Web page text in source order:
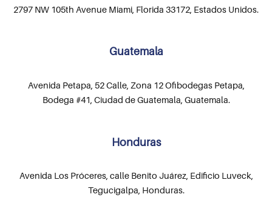
2797 NW 105th Avenue Miami, Florida 33172, Estados Unidos.
Guatemala
Avenida Petapa, 52 Calle, Zona 12 Ofibodegas Petapa,
Bodega #41, Ciudad de Guatemala, Guatemala.
Honduras
Avenida Los Próceres, calle Benito Juárez, Edificio Luveck,
Tegucigalpa, Honduras.